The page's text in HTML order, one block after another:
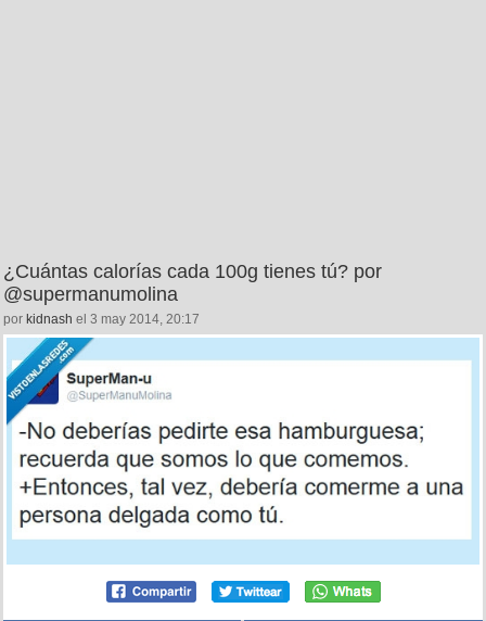
¿Cuántas calorías cada 100g tienes tú? por
@supermanumolina
porkidnashel 3 may 2014, 20:17